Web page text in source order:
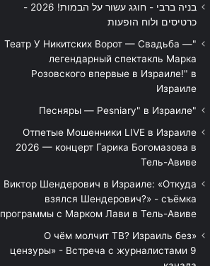
בניה ברבי - חוגג עשור על הבמות! 2026 -
כרטיסים ולוח הופעות
"Театр У Никитских Ворот — Свадьба —
легендарный спектакль Марка
Розовского впервые в Израиле!" в
Израиле
"Песняры — Pesniary" в Израиле
Отпетые Мошенники LIVE в Израиле
2026 — концерт Гарика Богомазова в
Тель-Авиве
Виктор Шендерович в Израиле: «Откуда
взялся Шендерович?» - съёмка
программы с Марком Лави в Тель-Авиве
«О чём молчит ТВ? Израиль без
цензуры» - Встреча с журналистами 9